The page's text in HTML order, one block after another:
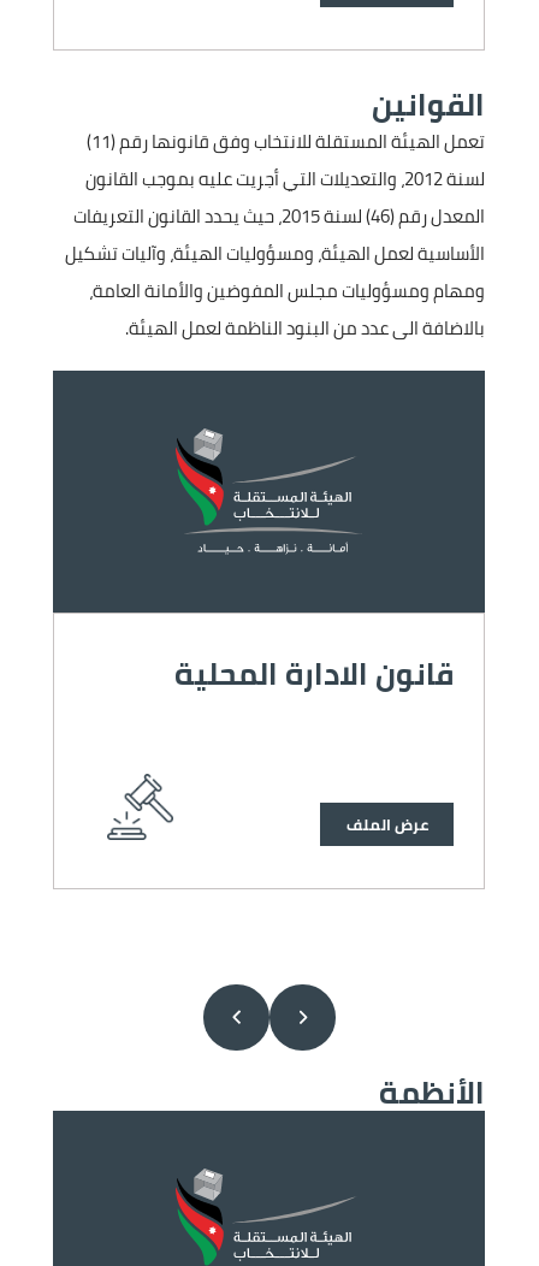
القوانين
تعمل الهيئة المستقلة للانتخاب وفق قانونها رقم (11)
لسنة 2012، والتعديلات التي أجريت عليه بموجب القانون
المعدل رقم (46) لسنة 2015، حيث يحدد القانون التعريفات
الأساسية لعمل الهيئة، ومسؤوليات الهيئة، وآليات تشكيل
ومهام ومسؤوليات مجلس المفوضين والأمانة العامة،
بالاضافة الى عدد من البنود الناظمة لعمل الهيئة.
قانون الادارة المحلية
عرض الملف
الأنظمة